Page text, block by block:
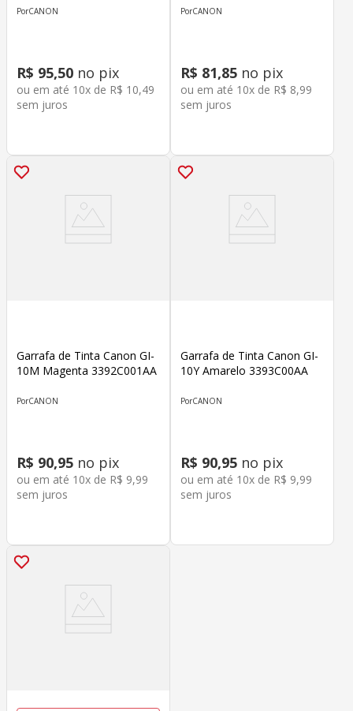
CANON
R$ 95,50 no pix
ou em até 10x de R$ 10,49
sem juros
CANON
R$ 81,85 no pix
ou em até 10x de R$ 8,99
sem juros
Garrafa de Tinta Canon GI-
10M Magenta 3392C001AA
CANON
R$ 90,95 no pix
ou em até 10x de R$ 9,99
sem juros
Garrafa de Tinta Canon GI-
10Y Amarelo 3393C00AA
CANON
R$ 90,95 no pix
ou em até 10x de R$ 9,99
sem juros